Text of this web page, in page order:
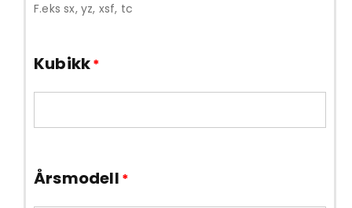
F.eks sx, yz, xsf, tc
Kubikk*
Årsmodell *